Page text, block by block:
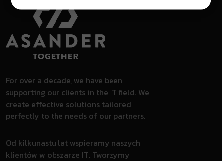
For over a decade, we have been
supporting our clients in the IT field. We
create effective solutions tailored
perfectly to the needs of our partners.
Od kilkunastu lat wspieramy naszych
klientów w obszarze IT. Tworzymy